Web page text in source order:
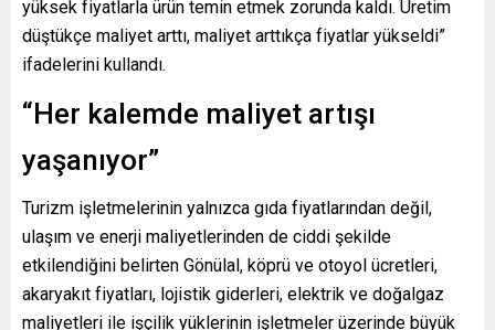
yüksek fiyatlarla ürün temin etmek zorunda kaldı. Üretim
düştükçe maliyet arttı, maliyet arttıkça fiyatlar yükseldi”
ifadelerini kullandı.
“Her kalemde maliyet artışı
yaşanıyor”
Turizm işletmelerinin yalnızca gıda fiyatlarından değil,
ulaşım ve enerji maliyetlerinden de ciddi şekilde
etkilendiğini belirten Gönülal, köprü ve otoyol ücretleri,
akaryakıt fiyatları, lojistik giderleri, elektrik ve doğalgaz
maliyetleri ile işçilik yüklerinin işletmeler üzerinde büyük